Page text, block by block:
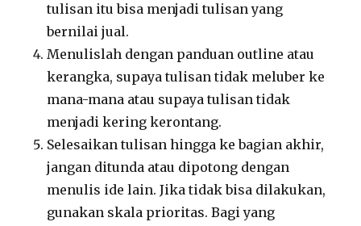
tulisan itu bisa menjadi tulisan yang
bernilai jual.
Menulislah dengan panduan outline atau
kerangka, supaya tulisan tidak meluber ke
mana-mana atau supaya tulisan tidak
menjadi kering kerontang.
Selesaikan tulisan hingga ke bagian akhir,
jangan ditunda atau dipotong dengan
menulis ide lain. Jika tidak bisa dilakukan,
gunakan skala prioritas. Bagi yang